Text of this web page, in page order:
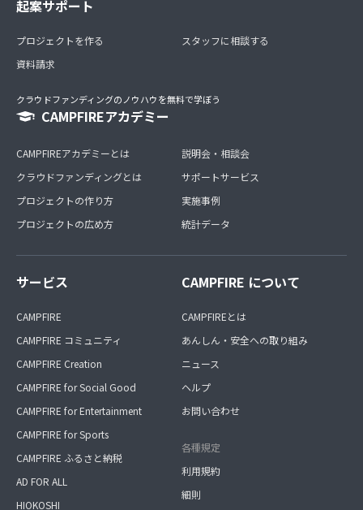
起案サポート
プロジェクトを作る
資料請求
スタッフに相談する
クラウドファンディングのノウハウを無料で学ぼう
CAMPFIREアカデミー
CAMPFIREアカデミーとは
クラウドファンディングとは
プロジェクトの作り方
プロジェクトの広め方
説明会・相談会
サポートサービス
実施事例
統計データ
サービス
CAMPFIRE
CAMPFIRE コミュニティ
CAMPFIRE Creation
CAMPFIRE for Social Good
CAMPFIRE for Entertainment
CAMPFIRE for Sports
CAMPFIRE ふるさと納税
AD FOR ALL
HIOKOSHI
CAMPFIRE について
CAMPFIREとは
あんしん・安全への取り組み
ニュース
ヘルプ
お問い合わせ
各種規定
利用規約
細則